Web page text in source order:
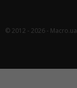
© 2012 - 2026 - Macro.ua